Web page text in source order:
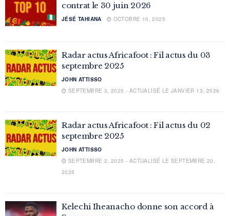
contrat le 30 juin 2026
JÉSÉ TAHIANA OCTOBRE 10, 2025
Radar actus Africafoot : Fil actus du 03
septembre 2025
JOHN ATTISSO
SEPTEMBRE 3, 2025 - ACTUALISÉ LE JANVIER 13, 2026
Radar actus Africafoot : Fil actus du 02
septembre 2025
JOHN ATTISSO
SEPTEMBRE 2, 2025 - ACTUALISÉ LE SEPTEMBRE 20,
2025
Kelechi Iheanacho donne son accord à